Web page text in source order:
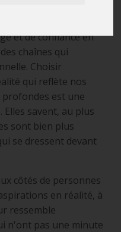
et de confiance en
chaînes qui
Choisir
qui reflète nos
est une
savent, au plus
sont bien plus
se dressent devant
côtés de personnes
en réalité, à
ressemble
n'ont pas une minute